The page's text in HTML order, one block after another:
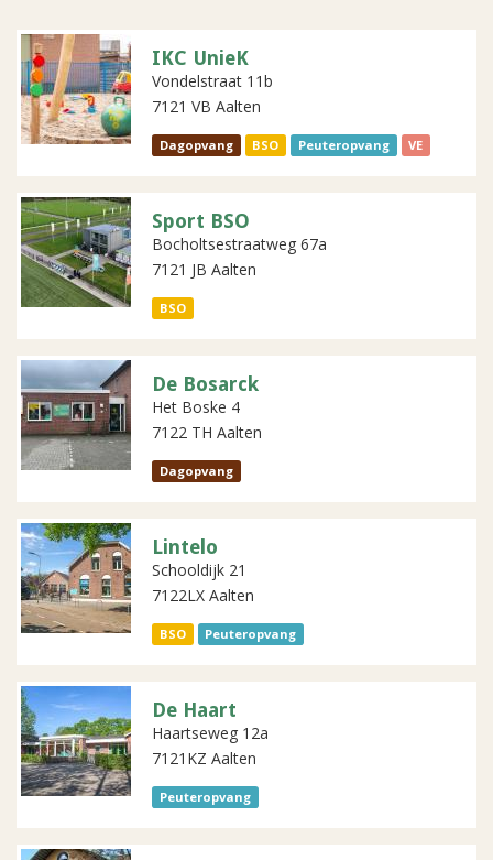
IKC UnieK
Vondelstraat 11b
7121 VB Aalten
Dagopvang BSO Peuteropvang VE
Sport BSO
Bocholtsestraatweg 67a
7121 JB Aalten
BSO
De Bosarck
Het Boske 4
7122 TH Aalten
Dagopvang
Lintelo
Schooldijk 21
7122LX Aalten
BSO Peuteropvang
De Haart
Haartseweg 12a
7121KZ Aalten
Peuteropvang